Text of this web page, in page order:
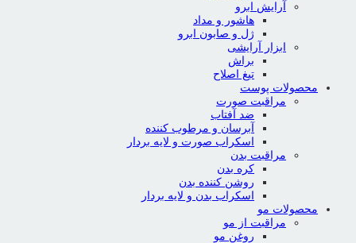
آرایش ابرو
هاشور و مداد
ژل و صابون ابرو
ابزار آرایشی
براش
تیغ اصلاح
محصولات پوست
مراقبت صورت
ضد آفتاب
آبرسان و مرطوب کننده
اسکراب صورت و لایه بردار
مراقبت بدن
کره بدن
روشن کننده بدن
اسکراب بدن و لایه بردار
محصولات مو
مراقبت از مو
روغن مو